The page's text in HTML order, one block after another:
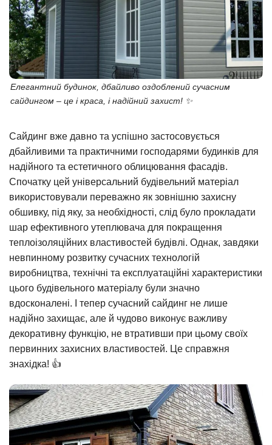
Елегантний будинок, дбайливо оздоблений сучасним
сайдингом – це і краса, і надійний захист! ✨
Сайдинг вже давно та успішно застосовується
дбайливими та практичними господарями будинків для
надійного та естетичного облицювання фасадів.
Спочатку цей універсальний будівельний матеріал
використовували переважно як зовнішню захисну
обшивку, під яку, за необхідності, слід було прокладати
шар ефективного утеплювача для покращення
теплоізоляційних властивостей будівлі. Однак, завдяки
невпинному розвитку сучасних технологій
виробництва, технічні та експлуатаційні характеристики
цього будівельного матеріалу були значно
вдосконалені. І тепер сучасний сайдинг не лише
надійно захищає, але й чудово виконує важливу
декоративну функцію, не втративши при цьому своїх
первинних захисних властивостей. Це справжня
знахідка! 👍